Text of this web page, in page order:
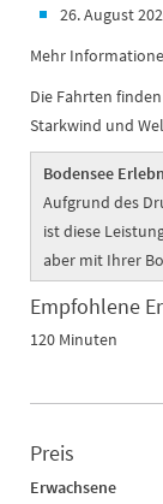
26. August
Mehr
Die Fahrten
Starkwind und
Bodensee
Aufgrund des
ist diese
aber mit Ihrer
Empfohlene
120 Minuten
Preis
Erwachsene